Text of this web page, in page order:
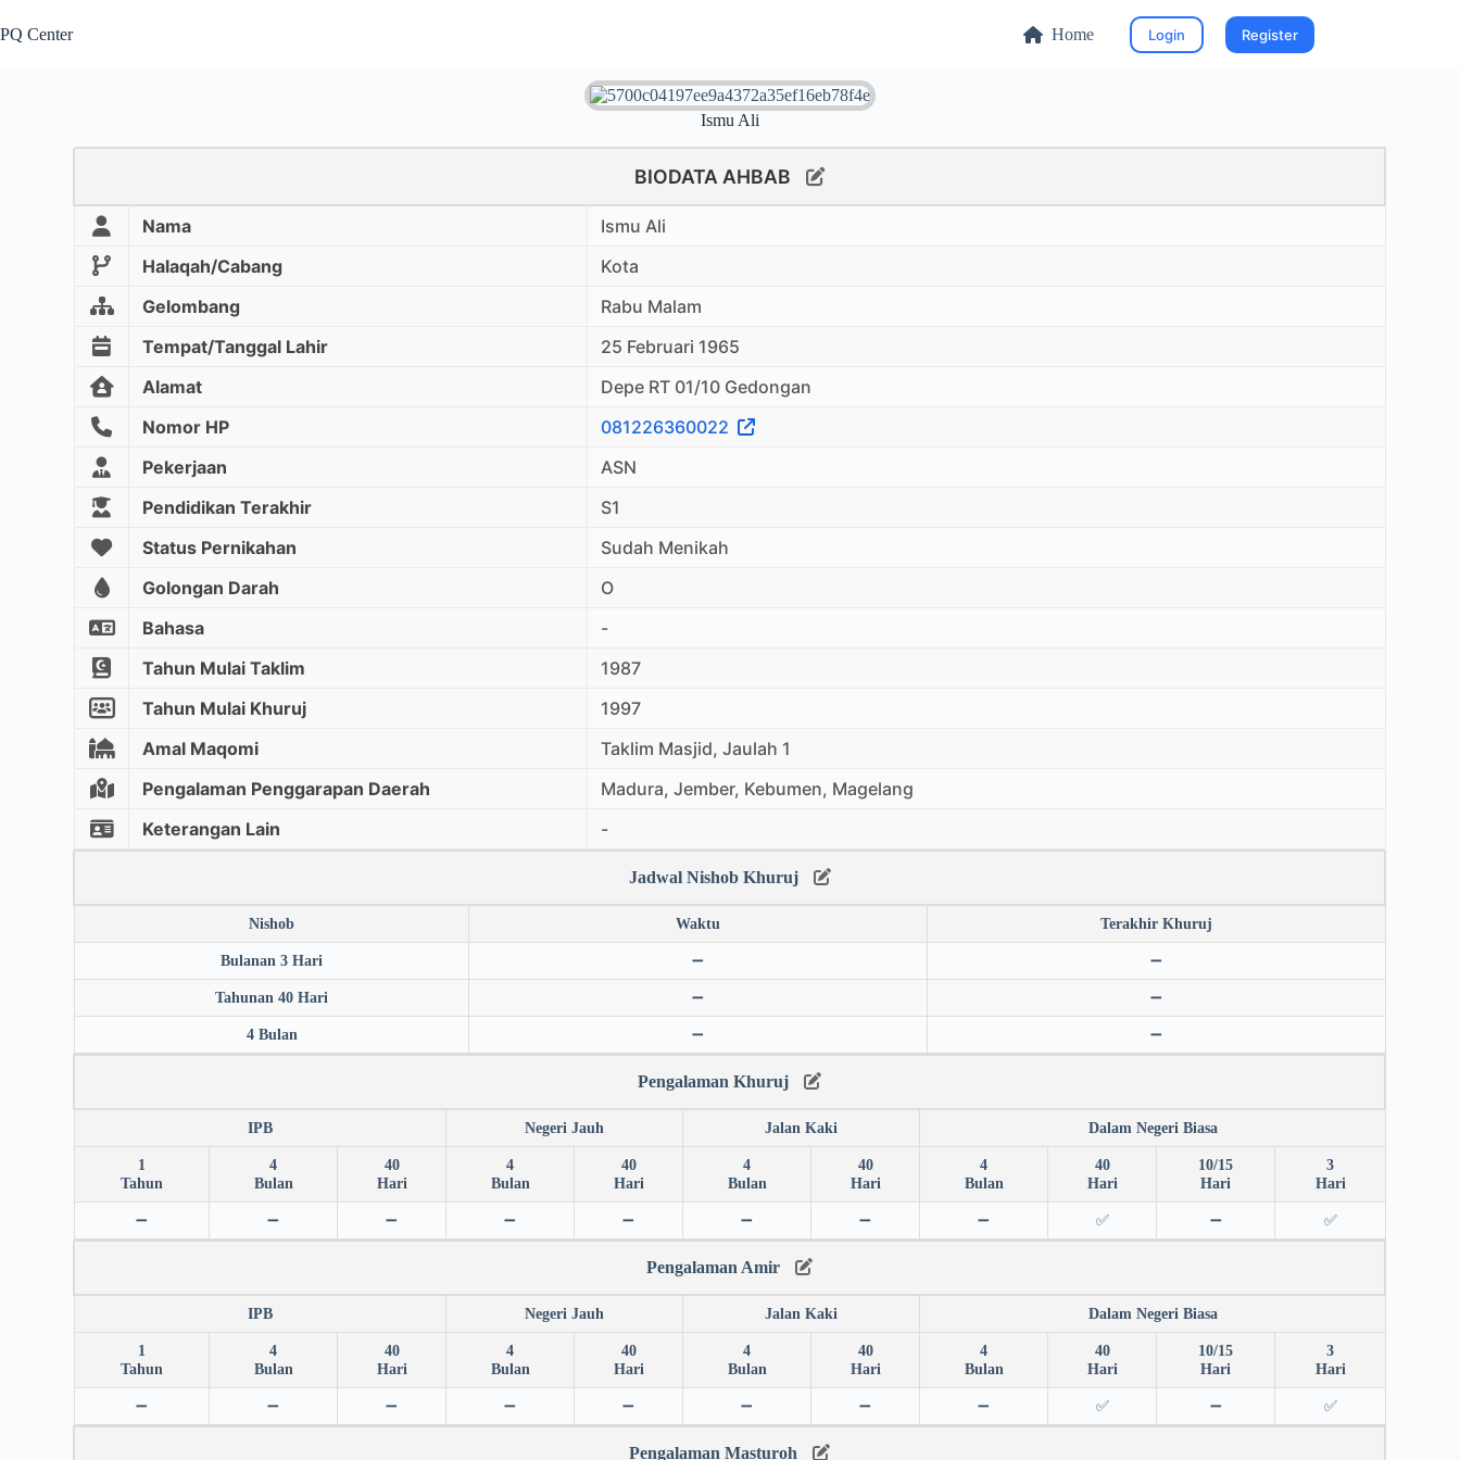
PQ Center Home Login Register
Ismu Ali
BIODATA AHBAB
Nama
Ismu Ali
Halaqah/Cabang
Kota
Gelombang
Rabu Malam
Tempat/Tanggal Lahir
25 Februari 1965
Alamat
Depe RT 01/10 Gedongan
Nomor HP
081226360022
Pekerjaan
ASN
Pendidikan Terakhir
S1
Status Pernikahan
Sudah Menikah
Golongan Darah
O
Bahasa
-
Tahun Mulai Taklim
1987
Tahun Mulai Khuruj
1997
Amal Maqomi
Taklim Masjid, Jaulah 1
Pengalaman Penggarapan Daerah
Madura, Jember, Kebumen, Magelang
Keterangan Lain
-
Jadwal Nishob Khuruj
Nishob Waktu Terakhir Khuruj
Bulanan 3 Hari ➖ ➖
Tahunan 40 Hari ➖ ➖
4 Bulan ➖ ➖
Pengalaman Khuruj
IPB Negeri Jauh Jalan Kaki Dalam Negeri Biasa
1
Tahun
4
Bulan
40
Hari
4
Bulan
40
Hari
4
Bulan
40
Hari
4
Bulan
40
Hari
10/15
Hari
3
Hari
➖ ➖ ➖ ➖ ➖ ➖ ➖ ➖ ✅ ➖ ✅
Pengalaman Amir
IPB Negeri Jauh Jalan Kaki Dalam Negeri Biasa
1
Tahun
4
Bulan
40
Hari
4
Bulan
40
Hari
4
Bulan
40
Hari
4
Bulan
40
Hari
10/15
Hari
3
Hari
➖ ➖ ➖ ➖ ➖ ➖ ➖ ➖ ✅ ➖ ✅
Pengalaman Masturoh